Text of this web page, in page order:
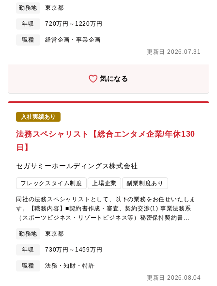
方）】・米国子会社（米国現地法人）の経営管理に係る業務を通
（Global Atlantic）が設立したサイドカー運用への関与を通じ
ける専門性を身につけることができます。・提携先（KKR/Global
Atlantic）との日々のコミュニケーション・折衝を通じて、語学力
兆円の日本最大級の生命保険会社で、M&Aやモニタリングを行う
業価値の向上に向けた戦略的施策を展開しています。例）社会環
客さまサービスの改善 企業風土改革や働き方改革などを通じ
た社員の成長促進 ＥＳＧ経営の推進 等
ら数えて2016年10月に100周年を迎え、更なるお客さまサービ
ス・企業価値の向上に向けた戦略的施策を展開しています。今回
は経営企画部関連事業室における国内外の新規出資（M&A）およ
び子会社などの出資先・提携先管理に関する業務をご担当いただ
種とのシナジーの追求等、かんぽ生命本体以外のビジネスを担っ
もしくはアセットマネジメント事業のインオーガニック成長戦略
に関する総合的な企画・調整を行っております。提携先の事業の
基盤を活用し、海外やアセットマネジメント事業からの収益取り
込み、成長性の強化、および事業ポートフォリオの多様化を目指
していきます。■M&A実施■PMIの実施■出資対象との協業戦略の
企画・立案・実行（デューデリジェンスなど）■提携先のモニタリ
ング■その他庶務（管理職採用の場合はマネジメント業務）【特
徴】・提供価値拡大に向けた取り組みの一例：2026年3月 大手保
険代理店グループへの出資、英国資産運用会社との戦略的提携 ・
も厚く、海外企業との提携に際し大きなアドバンテージがござい
ます。・資本力を活かし、大型案件に携わることができます。※
将来的には海外駐在員などの可能性もございます。【組織構成】
イン長＋5名 企画管理チーム（子会社の企画、経営管理）：ラ
イン長＋3名 ★当ポジションはこちらのチームを想定しておりま
す【働き方】・テレワーク：全社的に週1日程度テレワーク活用
可・平均残業時間 月30時間程度【キャリア形成（専門性の深ま
の協業施策の検討・実行について、経営陣と近い距離で意思決定
マネジメント人材としての能力を高めることができます。・様々
なステークホルダー・関係者や、スケジュールや法規制などの制
勤務地 東京都
年収 720万円～1220万円
職種
経営企画・事業企画
更新日 2026.07.31
気になる
入社実績あり
法務スペシャリスト【総合エンタメ企業/年休130
日】
セガサミーホールディングス株式会社
フレックスタイム制度 上場企業 副業制度あり
同社の法務スペシャリストとして、以下の業務をお任せいたしま
す。【職務内容】■契約書作成・審査、契約交渉(1) 事業法務系
（スポーツビジネス・リゾートビジネス等）秘密保持契約書
等）、製造委託契約会員規約、ライセンス契約、スポンサー契約
等(2) コーポレート系秘密保持契約、業務委託契約書（総務・IT関
連等）、賃貸借契約、ソフトウェアライセンス契約、グループ間
契約 等(3) 契約実務全般契約条件交渉支援、リスク分析および修
イス(1) 各種法令に関する相談対応下請法（取引適正化関連法）、
勤務地 東京都
年収 730万円～1459万円
職種
法務・知財・特許
更新日 2026.08.04